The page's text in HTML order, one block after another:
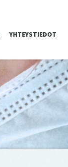
YHTEYSTIEDOT